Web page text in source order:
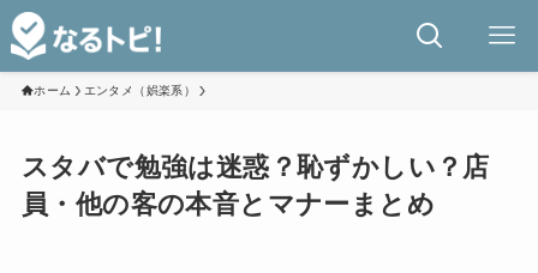
ホーム エンタメ（娯楽系）
スタバで勉強は迷惑？恥ずかしい？店
員・他の客の本音とマナーまとめ